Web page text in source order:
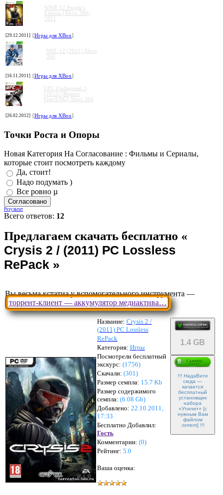
WWE 12 People's
Edition (Xbox 360)
2011
[29.12.2011] [Игры для XBox]
NHL 12 (2011) Xbox
360
[16.11.2011] [Игры для XBox]
UFC Undisputed 3
(2012) [Region
Free/ENG] Xbox 360
[26.02.2012] [Игры для XBox]
Точки Роста и Опоры
Новая Категория На Согласование : Фильмы и Сериалы,
которые стоит посмотреть каждому
Да, стоит!
Надо подумать )
Все ровно µ
Результат
Всего ответов: 12
Вы весьма кстатиа у вспомогательного инструмента —
торрент-клиент — аккумулятор медиактива…
Название: Crysis 2 /
(2011) РС Lossless
RePack
1.4 GB
!!! НадаВите
сюда —
качается
бесплатный
установщик
набора
«Утилит» [с
нужным Вам
файлом
.torrent] !!!
Категория: Игры
Посмотрели бесплатный
экскурс: (1756)
Скачали: (301 )
Размер семпла: 15.7 Kb
Размер содержимого
семпла: (6.08 Gb)
Добавлено: 22.10.2011,
17:33
Бесплатно Добавлил:
Гость
Комментарии: (0)
Рейтинг: 5.0
Ваша оценка: